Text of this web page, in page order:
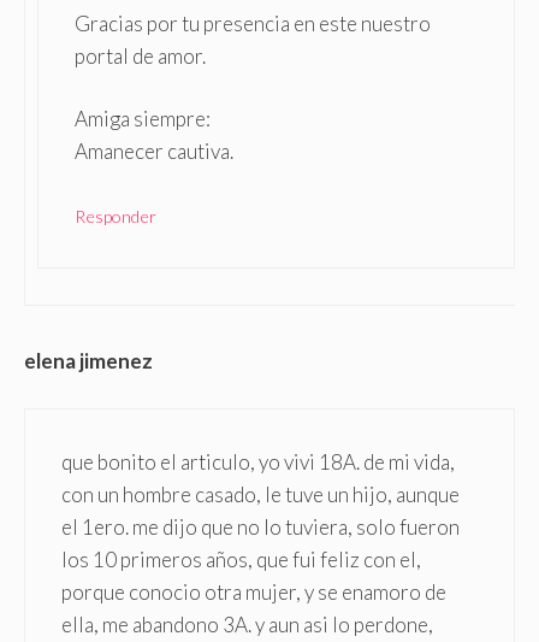
Gracias por tu presencia en este nuestro
portal de amor.
Amiga siempre:
Amanecer cautiva.
Responder
elena jimenez
que bonito el articulo, yo vivi 18A. de mi vida,
con un hombre casado, le tuve un hijo, aunque
el 1ero. me dijo que no lo tuviera, solo fueron
los 10 primeros años, que fui feliz con el,
porque conocio otra mujer, y se enamoro de
ella, me abandono 3A. y aun asi lo perdone,